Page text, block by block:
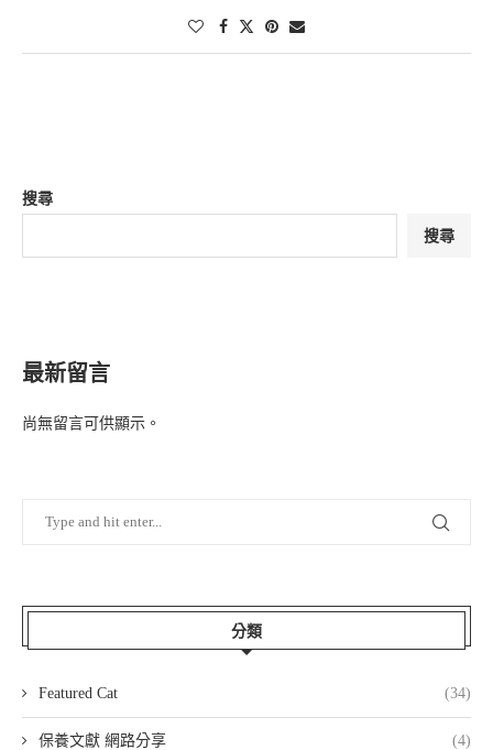
搜尋
搜尋
最新留言
尚無留言可供顯示。
分類
Featured Cat (34)
保養文獻 網路分享 (4)